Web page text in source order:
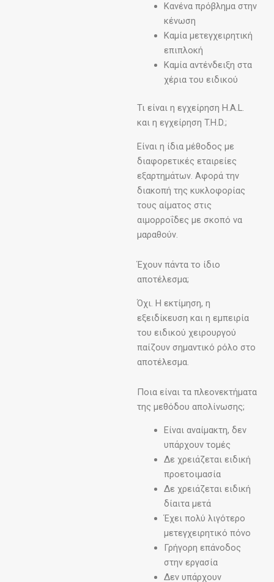
Κανένα πρόβλημα στην
κένωση
Καμία μετεγχειρητική
επιπλοκή
Καμία αντένδειξη στα
χέρια του ειδικού
Τι είναι η εγχείρηση H.A.L.
και η εγχείρηση T.H.D.;
Είναι η ίδια μέθοδος με
διαφορετικές εταιρείες
εξαρτημάτων. Αφορά την
διακοπή της κυκλοφορίας
τους αίματος στις
αιμορροΐδες με σκοπό να
μαραθούν.
Έχουν πάντα το ίδιο
αποτέλεσμα;
Όχι. Η εκτίμηση, η
εξειδίκευση και η εμπειρία
του ειδικού χειρουργού
παίζουν σημαντικό ρόλο στο
αποτέλεσμα.
Ποια είναι τα πλεονεκτήματα
της μεθόδου απολίνωσης;
Είναι αναίμακτη, δεν
υπάρχουν τομές
Δε χρειάζεται ειδική
προετοιμασία
Δε χρειάζεται ειδική
δίαιτα μετά
Έχει πολύ λιγότερο
μετεγχειρητικό πόνο
Γρήγορη επάνοδος
στην εργασία
Δεν υπάρχουν